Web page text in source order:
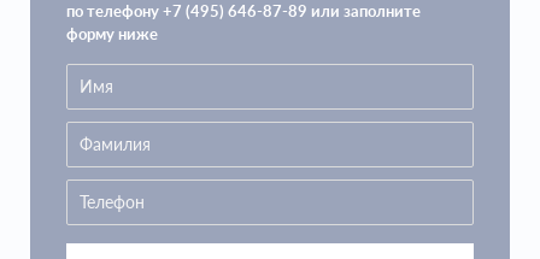
по телефону +7 (495) 646-87-89 или заполните
форму ниже